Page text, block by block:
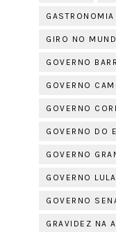
GASTRONOMIA
GIRO NO
GOVERNO
GOVERNO
GOVERNO
GOVERNO DO
GOVERNO
GOVERNO LULA
GOVERNO
GRAVIDEZ NA